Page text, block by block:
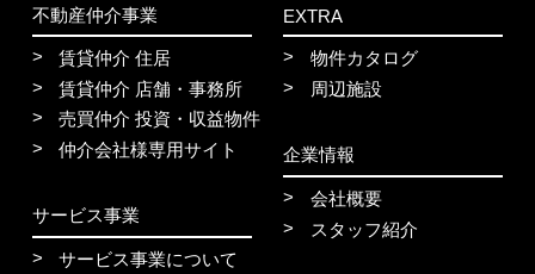
不動産仲介事業
賃貸仲介 住居
賃貸仲介 店舗・事務所
売買仲介 投資・収益物件
仲介会社様専用サイト
サービス事業
サービス事業について
EXTRA
物件カタログ
周辺施設
企業情報
会社概要
スタッフ紹介